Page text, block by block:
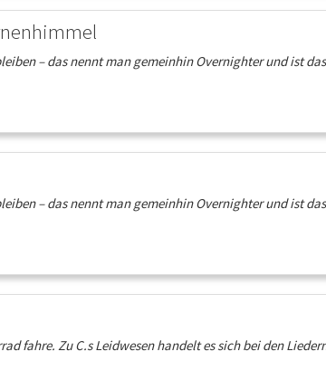
– das nennt man gemeinhin Overnighter und ist
– das nennt man gemeinhin Overnighter und ist
fahre. Zu C.s Leidwesen handelt es sich bei den